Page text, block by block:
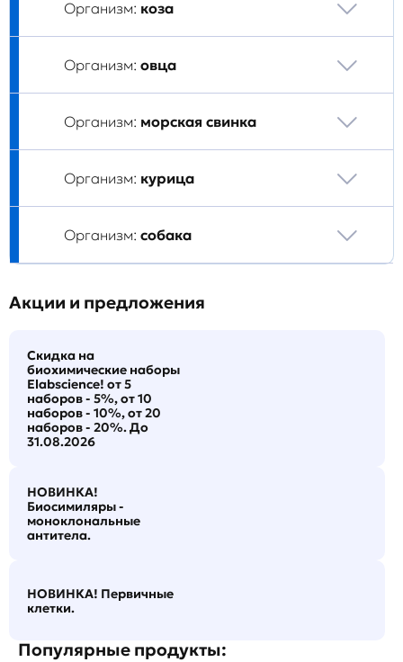
Организм: коза
Организм: овца
Организм: морская свинка
Организм: курица
Организм: собака
Акции и предложения
Скидка на
биохимические наборы
Elabscience! от 5
наборов - 5%, от 10
наборов - 10%, от 20
наборов - 20%. До
31.08.2026
НОВИНКА!
Биосимиляры -
моноклональные
антитела.
НОВИНКА! Первичные
клетки.
Популярные продукты: